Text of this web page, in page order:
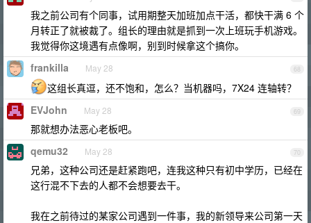
我之前公司有个同事，试用期整天加班加点干活，都快干满 6 个
月转正了就被裁了。组长的理由就是抓到一次上班玩手机游戏。
我觉得你这境遇有点像啊，别到时候拿这个搞你。
68
frankilla May 28
这组长真逗，还不饱和，怎么？当机器吗，7X24 连轴转？
69
EVJohn May 28
那就想办法恶心老板吧。
70
qemu32 May 28
兄弟，这种公司还是赶紧跑吧，连我这种只有初中学历，已经在
这行混不下去的人都不会想要去干。
我在之前待过的某家公司遇到一件事，我的新领导来公司第一天